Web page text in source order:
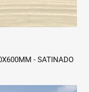
- SATINADO